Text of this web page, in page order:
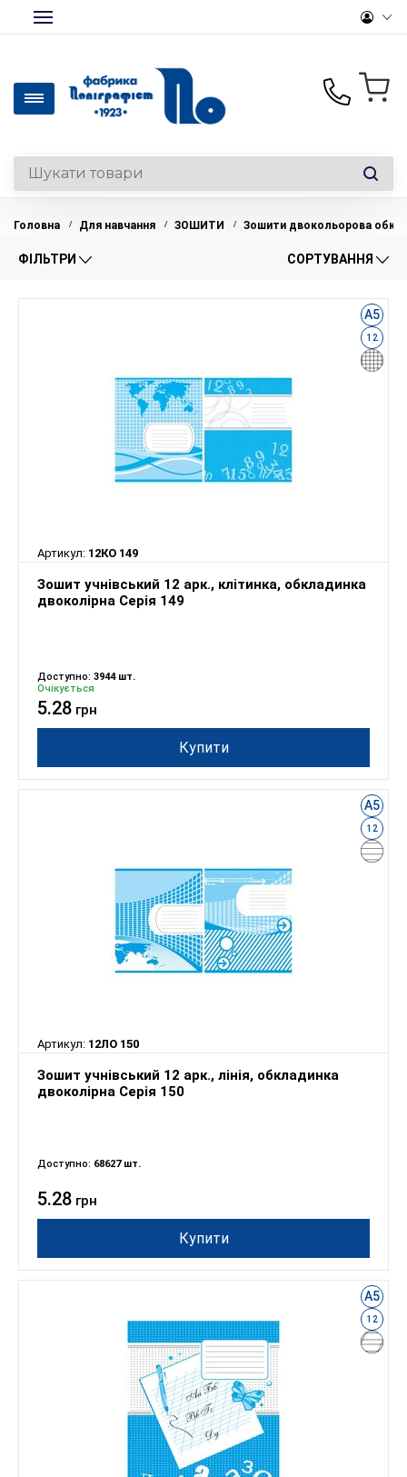
Офісний папір та
+380(50)330-28-14
Пн-Пт: 9:00-18:00
Перерва: 13:00-14:00
Головна Для навчання ЗОШИТИ Зошити двокольорова
ФІЛЬТРИ СОРТУВАННЯ
А5
12
Артикул: 12КО 149
Зошит учнівський 12 арк., клітинка, обкладинка
двоколірна Серія 149
5.28 грн
Доступно: 3944 шт.
Очікується
Купити
А5
12
Артикул: 12ЛО 150
Зошит учнівський 12 арк., лінія, обкладинка
двоколірна Серія 150
5.28 грн
Доступно: 68627 шт.
Купити
А5
12